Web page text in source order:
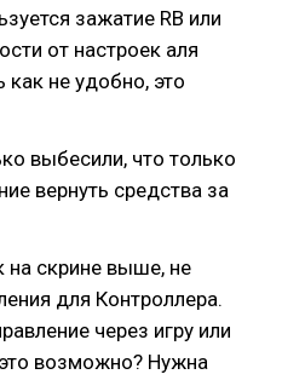
зажатие RB или
от настроек аля
как не удобно, это
выбесили, что только
вернуть средства за
на скрине выше, не
для Контроллера.
через игру или
возможно? Нужна